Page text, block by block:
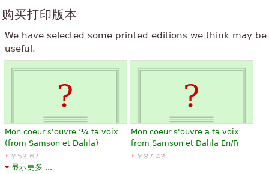
查看全部 (15)
购买打印版本
We have selected some printed editions we think may be
useful.
Mon coeur s'ouvre ’¾ ta voix
(from Samson et Dalila)
￥53.67
Piano, Violin
Mon coeur s'ouvre a ta voix
from Samson et Dalila En/Fr
￥87.43
显示更多 ...